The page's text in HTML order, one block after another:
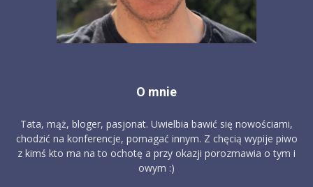
O mnie
Tata, mąż, bloger, pasjonat. Uwielbia bawić się nowościami,
chodzić na konferencje, pomagać innym. Z chęcią wypije piwo
z kimś kto ma na to ochotę a przy okazji porozmawia o tym i
owym :)